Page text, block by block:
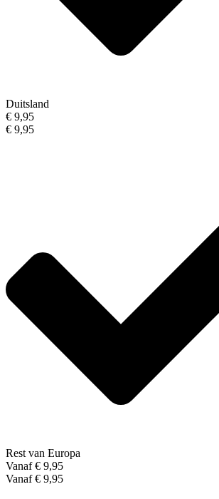
Duitsland
€ 9,95
€ 9,95
Rest van Europa
Vanaf € 9,95
Vanaf € 9,95